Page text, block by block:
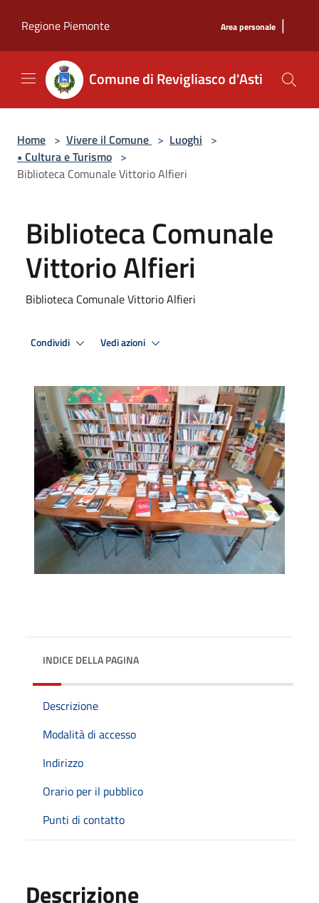
Regione Piemonte
Area personale |
Comune di Revigliasco d'Asti
Home > Vivere il Comune > Luoghi >
• Cultura e Turismo >
Biblioteca Comunale Vittorio Alfieri
Biblioteca Comunale
Vittorio Alfieri
Biblioteca Comunale Vittorio Alfieri
Condividi Vedi azioni
INDICE DELLA PAGINA
Descrizione
Modalità di accesso
Indirizzo
Orario per il pubblico
Punti di contatto
Descrizione